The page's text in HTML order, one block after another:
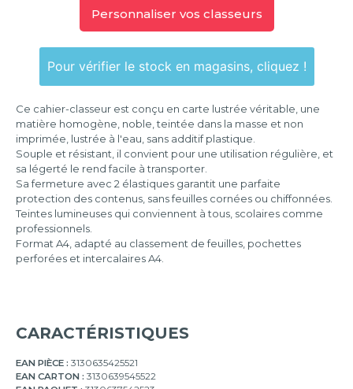
Personnaliser vos classeurs
Pour vérifier le stock en magasins, cliquez !
Ce cahier-classeur est conçu en carte lustrée véritable, une
matière homogène, noble, teintée dans la masse et non
imprimée, lustrée à l'eau, sans additif plastique.
Souple et résistant, il convient pour une utilisation régulière, et
sa légerté le rend facile à transporter.
Sa fermeture avec 2 élastiques garantit une parfaite
protection des contenus, sans feuilles cornées ou chiffonnées.
Teintes lumineuses qui conviennent à tous, scolaires comme
professionnels.
Format A4, adapté au classement de feuilles, pochettes
perforées et intercalaires A4.
CARACTÉRISTIQUES
EAN PIÈCE : 3130635425521
EAN CARTON : 3130639545522